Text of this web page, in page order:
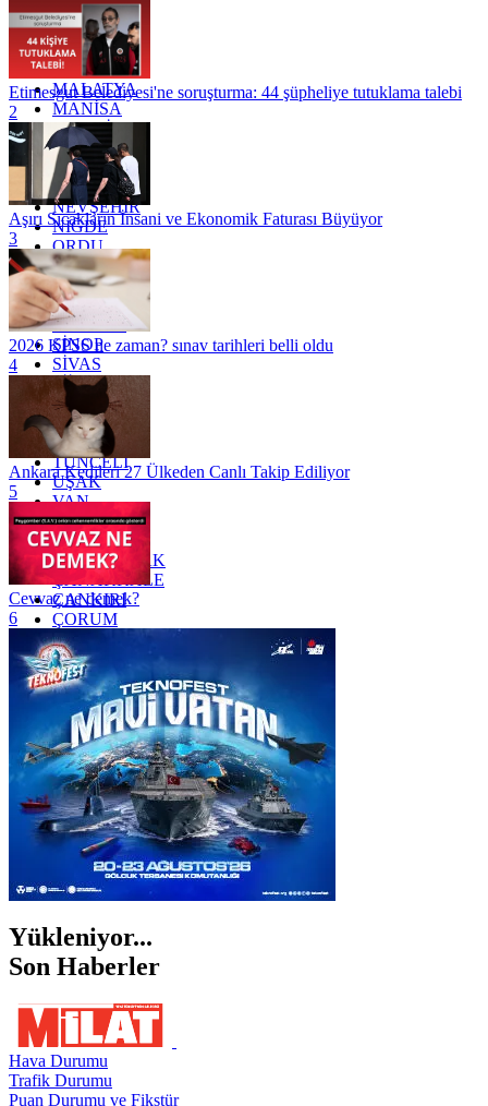
KOCAELİ
KONYA
KÜTAHYA
KİLİS
MALATYA
MANİSA
MARDİN
MERSİN
MUĞLA
MUŞ
NEVŞEHİR
NİĞDE
ORDU
OSMANİYE
RİZE
SAKARYA
SAMSUN
SİNOP
SİVAS
SİİRT
TEKİRDAĞ
TOKAT
TRABZON
TUNCELİ
UŞAK
VAN
YALOVA
YOZGAT
ZONGULDAK
ÇANAKKALE
ÇANKIRI
ÇORUM
İSTANBUL
İZMİR
ŞANLIURFA
ŞIRNAK
Etimesgut Belediyesi'ne soruşturma: 44 şüpheliye tutuklama talebi
2
Aşırı Sıcakların İnsani ve Ekonomik Faturası Büyüyor
3
2026 KPSS ne zaman? sınav tarihleri belli oldu
4
Ankara Kedileri 27 Ülkeden Canlı Takip Ediliyor
5
Cevvaz ne demek?
6
Yükleniyor...
Son Haberler
Hava Durumu
Trafik Durumu
Puan Durumu ve Fikstür